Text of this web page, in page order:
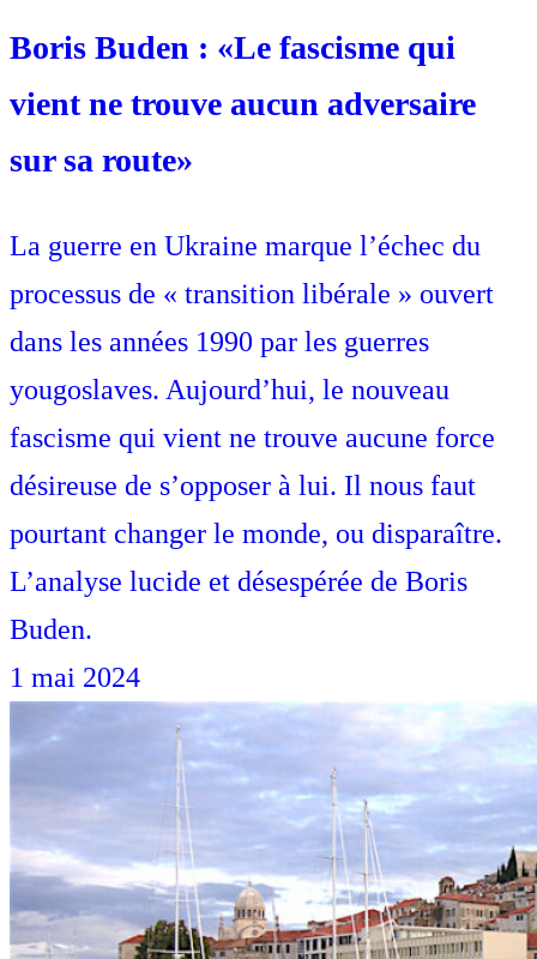
Boris Buden : «Le fascisme qui
vient ne trouve aucun adversaire
sur sa route»
La guerre en Ukraine marque l’échec du
processus de « transition libérale » ouvert
dans les années 1990 par les guerres
yougoslaves. Aujourd’hui, le nouveau
fascisme qui vient ne trouve aucune force
désireuse de s’opposer à lui. Il nous faut
pourtant changer le monde, ou disparaître.
L’analyse lucide et désespérée de Boris
Buden.
1 mai 2024